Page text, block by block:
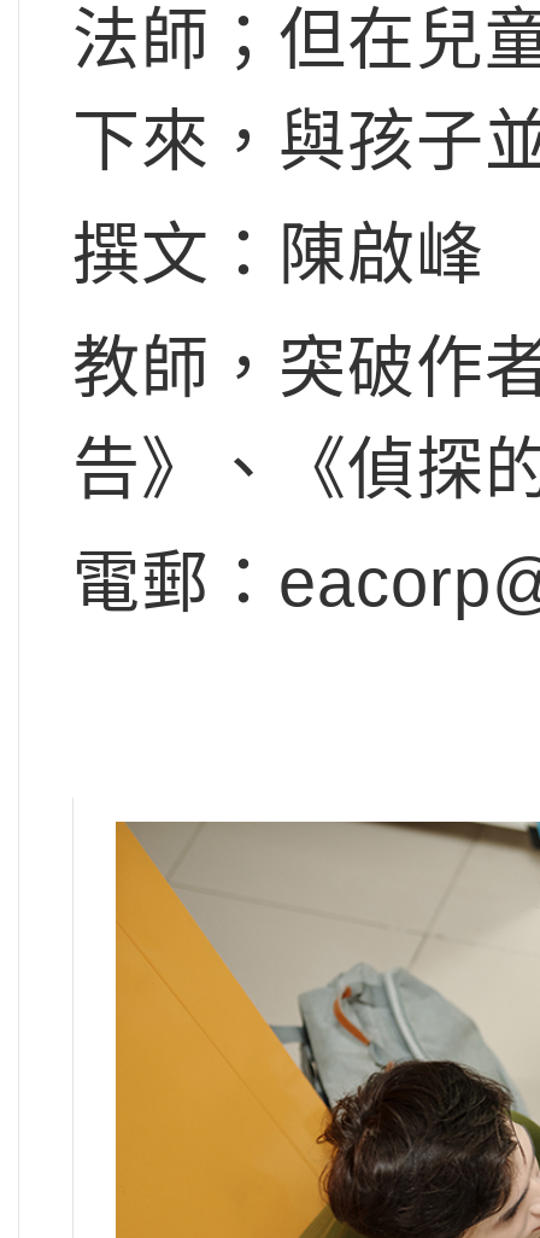
法師；但在兒
下來，與孩子
撰文：陳啟峰
教師，突破作
告》、《偵探
電郵：